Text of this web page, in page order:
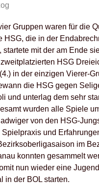
Gruppen waren für die
HSG, die in der
startete mit der am Ende
HSG
in der einzigen Vierer-
die HSG gegen
und unterlag dem sehr
wurden alle Spiele
von den HSG-
und
im
konnten gesammelt
nun wieder eine
in der BOL starten.